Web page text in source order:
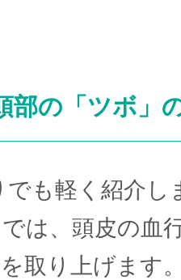
部の「ツボ」
でも軽く紹介し
は、頭皮の血
取り上げます